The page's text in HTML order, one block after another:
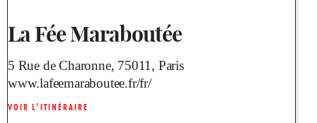
La Fée Maraboutée
5 Rue de Charonne, 75011, Paris
www.lafeemaraboutee.fr/fr/
VOIR L’ITINÉRAIRE